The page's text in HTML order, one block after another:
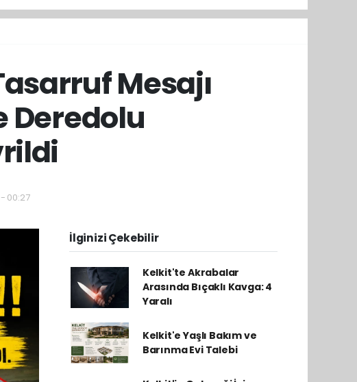
Mesajı
Deredolu
00:27
İlginizi Çekebilir
Kelkit'te Akrabalar
Arasında Bıçaklı Kavga: 4
Yaralı
Kelkit'e Yaşlı Bakım ve
Barınma Evi Talebi